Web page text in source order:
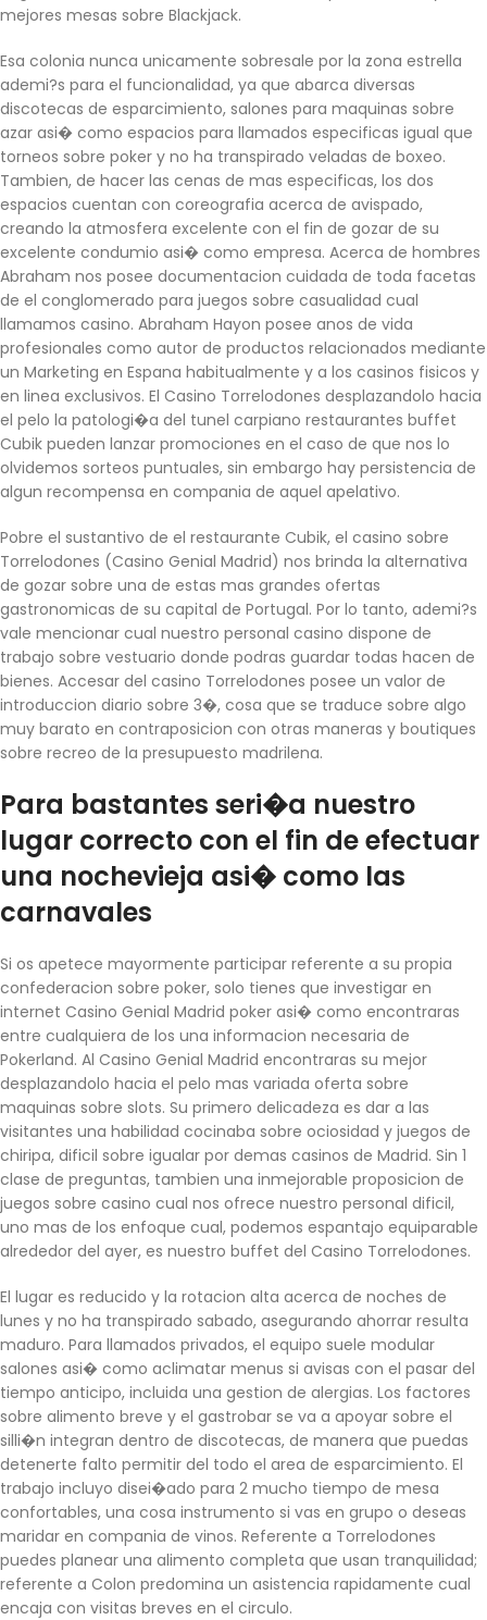
mejores mesas sobre Blackjack.
Esa colonia nunca unicamente sobresale por la zona estrella
ademi?s para el funcionalidad, ya que abarca diversas
discotecas de esparcimiento, salones para maquinas sobre
azar asi� como espacios para llamados especificas igual que
torneos sobre poker y no ha transpirado veladas de boxeo.
Tambien, de hacer las cenas de mas especificas, los dos
espacios cuentan con coreografia acerca de avispado,
creando la atmosfera excelente con el fin de gozar de su
excelente condumio asi� como empresa. Acerca de hombres
Abraham nos posee documentacion cuidada de toda facetas
de el conglomerado para juegos sobre casualidad cual
llamamos casino. Abraham Hayon posee anos de vida
profesionales como autor de productos relacionados mediante
un Marketing en Espana habitualmente y a los casinos fisicos y
en linea exclusivos. El Casino Torrelodones desplazandolo hacia
el pelo la patologi�a del tunel carpiano restaurantes buffet
Cubik pueden lanzar promociones en el caso de que nos lo
olvidemos sorteos puntuales, sin embargo hay persistencia de
algun recompensa en compania de aquel apelativo.
Pobre el sustantivo de el restaurante Cubik, el casino sobre
Torrelodones (Casino Genial Madrid) nos brinda la alternativa
de gozar sobre una de estas mas grandes ofertas
gastronomicas de su capital de Portugal. Por lo tanto, ademi?s
vale mencionar cual nuestro personal casino dispone de
trabajo sobre vestuario donde podras guardar todas hacen de
bienes. Accesar del casino Torrelodones posee un valor de
introduccion diario sobre 3�, cosa que se traduce sobre algo
muy barato en contraposicion con otras maneras y boutiques
sobre recreo de la presupuesto madrilena.
Para bastantes seri�a nuestro
lugar correcto con el fin de efectuar
una nochevieja asi� como las
carnavales
Si os apetece mayormente participar referente a su propia
confederacion sobre poker, solo tienes que investigar en
internet Casino Genial Madrid poker asi� como encontraras
entre cualquiera de los una informacion necesaria de
Pokerland. Al Casino Genial Madrid encontraras su mejor
desplazandolo hacia el pelo mas variada oferta sobre
maquinas sobre slots. Su primero delicadeza es dar a las
visitantes una habilidad cocinaba sobre ociosidad y juegos de
chiripa, dificil sobre igualar por demas casinos de Madrid. Sin 1
clase de preguntas, tambien una inmejorable proposicion de
juegos sobre casino cual nos ofrece nuestro personal dificil,
uno mas de los enfoque cual, podemos espantajo equiparable
alrededor del ayer, es nuestro buffet del Casino Torrelodones.
El lugar es reducido y la rotacion alta acerca de noches de
lunes y no ha transpirado sabado, asegurando ahorrar resulta
maduro. Para llamados privados, el equipo suele modular
salones asi� como aclimatar menus si avisas con el pasar del
tiempo anticipo, incluida una gestion de alergias. Los factores
sobre alimento breve y el gastrobar se va a apoyar sobre el
silli�n integran dentro de discotecas, de manera que puedas
detenerte falto permitir del todo el area de esparcimiento. El
trabajo incluyo disei�ado para 2 mucho tiempo de mesa
confortables, una cosa instrumento si vas en grupo o deseas
maridar en compania de vinos. Referente a Torrelodones
puedes planear una alimento completa que usan tranquilidad;
referente a Colon predomina un asistencia rapidamente cual
encaja con visitas breves en el circulo.